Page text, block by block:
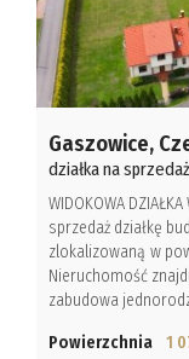
Gaszowice,
działka na sprzedaż
WIDOKOWA
sprzedaż działkę
zlokalizowaną w
Nieruchomość
zabudowa
Powierzchnia 1